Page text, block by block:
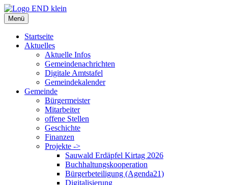
Zum
Inhalt
springen
Menü
Startseite
Aktuelles
Aktuelle Infos
Gemeindenachrichten
Digitale Amtstafel
Gemeindekalender
Gemeinde
Bürgermeister
Mitarbeiter
offene Stellen
Geschichte
Finanzen
Projekte ->
Sauwald Erdäpfel Kirtag 2026
Buchhaltungskooperation
Bürgerbeteiligung (Agenda21)
Digitalisierung